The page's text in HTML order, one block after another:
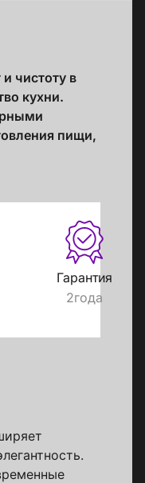
чистоту в
кухни.
пищи,
Гарантия
2года